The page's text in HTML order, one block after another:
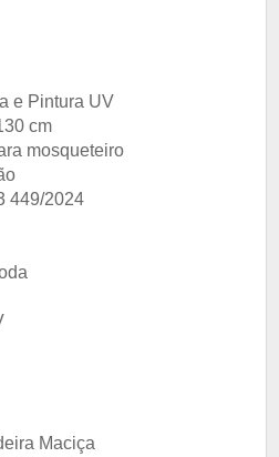
e Pintura UV
cm
mosqueteiro
449/2024
Maciça